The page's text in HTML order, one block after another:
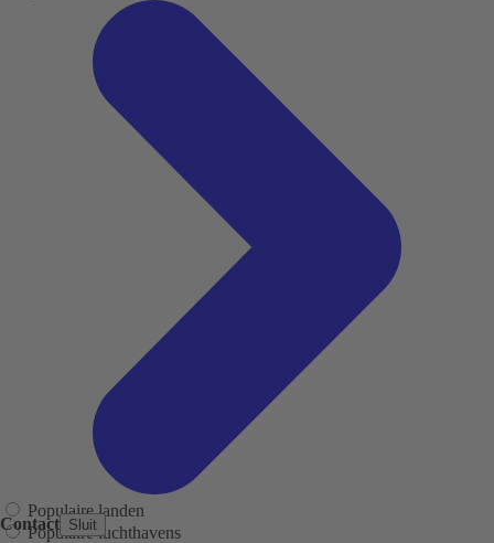
Contact Sluit
Populaire landen
Populaire luchthavens